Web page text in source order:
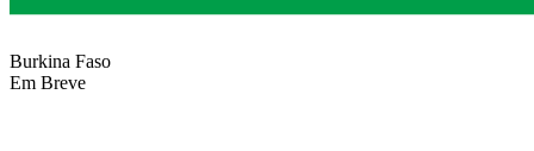
Burkina Faso
Em Breve